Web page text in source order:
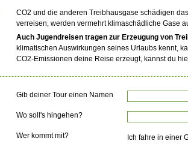
CO2 und die anderen Treibhausgase schädigen
verreisen, werden vermehrt klimaschädliche Gase
Auch Jugendreisen tragen zur Erzeugung von
klimatischen Auswirkungen seines Urlaubs kennt,
CO2-Emissionen deine Reise erzeugt, kannst du
Gib deiner Tour einen Namen
Wo soll's hingehen?
Wer kommt mit? Ich fahre in einer